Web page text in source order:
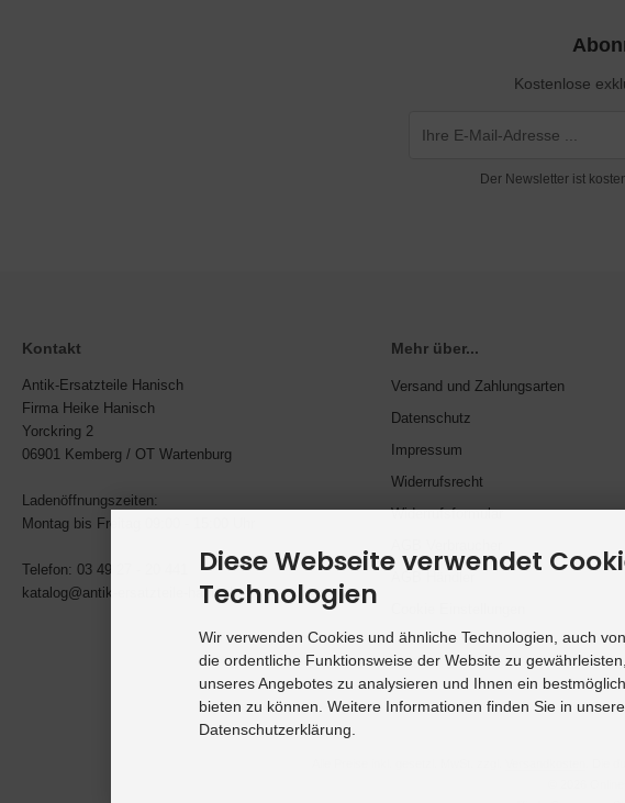
Kostenlose
Der Newsletter ist
Kontakt
Antik-Ersatzteile Hanisch
Firma Heike Hanisch
Yorckring 2
06901 Kemberg / OT Wartenburg
Ladenöffnungszeiten:
Montag bis Freitag 09:00 - 15:00 Uhr
Telefon: 03 49 27 - 20 441
katalog@antik-ersatzteile-hanisch.de
Mehr über...
Versand und Zahlungsarten
Datenschutz
Impressum
Widerrufsrecht
Widerrufsformular
. Die
Diese Webseite verwendet
Technologien
Wir verwenden Cookies und ähnliche Technologien, auch
die ordentliche Funktionsweise der Website zu
unseres Angebotes zu analysieren und Ihnen ein
bieten zu können. Weitere Informationen finden Sie in
Datenschutzerklärung.